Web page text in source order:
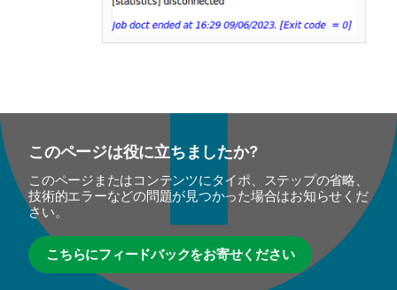
このページは役に立ちましたか?
このページまたはコンテンツにタイポ、ステップの省略、
技術的エラーなどの問題が見つかった場合はお知らせくだ
さい。
こちらにフィードバックをお寄せください